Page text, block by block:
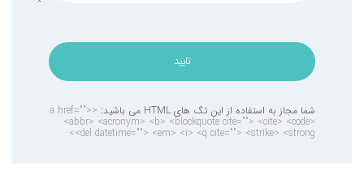
تایید
شما مجاز به استفاده از این تگ های HTML می باشید: <a href="">
<abbr> <acronym> <b> <blockquote cite=""> <cite> <code>
<del datetime=""> <em> <i> <q cite=""> <strike> <strong>